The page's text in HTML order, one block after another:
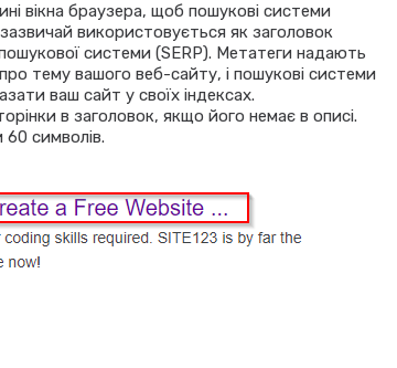
вікна браузера, щоб пошукові системи
використовується як заголовок
системи (SERP). Метатеги надають
тему вашого веб-сайту, і пошукові системи
ваш сайт у своїх індексах.
в заголовок, якщо його немає в описі.
символів.